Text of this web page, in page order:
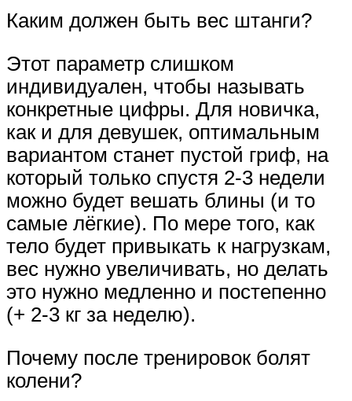
Каким должен быть вес штанги?
Этот параметр слишком
индивидуален, чтобы называть
конкретные цифры. Для новичка,
как и для девушек, оптимальным
вариантом станет пустой гриф, на
который только спустя 2-3 недели
можно будет вешать блины (и то
самые лёгкие). По мере того, как
тело будет привыкать к нагрузкам,
вес нужно увеличивать, но делать
это нужно медленно и постепенно
(+ 2-3 кг за неделю).
Почему после тренировок болят
колени?